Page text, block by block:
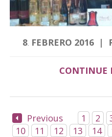
8. FEBRERO 2016
CONTINUE
Previous 1 2
10
11 12 13 14